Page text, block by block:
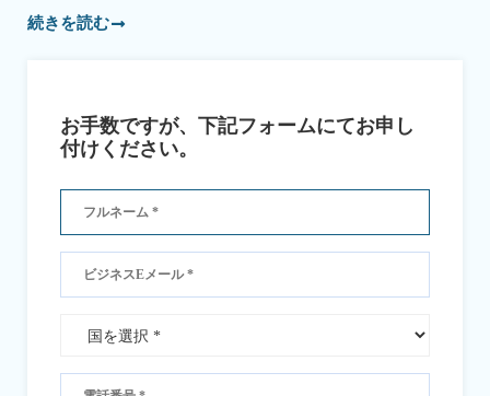
続きを読む
お手数ですが、下記フォームにてお申し
付けください。